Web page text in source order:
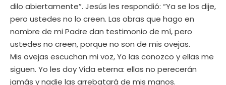
dilo abiertamente”. Jesús les respondió: “Ya se los dije,
pero ustedes no lo creen. Las obras que hago en
nombre de mi Padre dan testimonio de mí, pero
ustedes no creen, porque no son de mis ovejas.
Mis ovejas escuchan mi voz, Yo las conozco y ellas me
siguen. Yo les doy Vida eterna: ellas no perecerán
jamás y nadie las arrebatará de mis manos.